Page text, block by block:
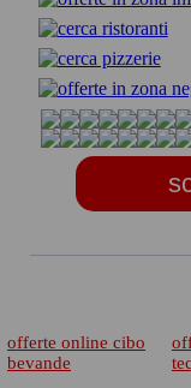
offerte online cibo
bevande